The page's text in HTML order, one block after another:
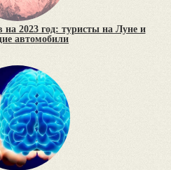
на 2023 год: туристы на Луне и
автомобили